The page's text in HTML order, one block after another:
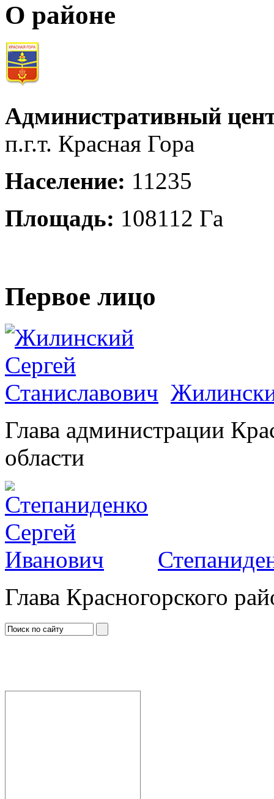
О районе
Административный
п.г.т. Красная Гора
Население: 11235
Площадь: 108112 Га
Первое лицо
Глава администрации
области
Глава Красногорского